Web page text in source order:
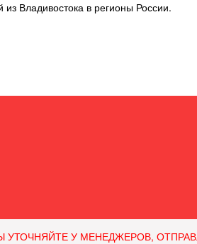
Владивостока в регионы России.
У МЕНЕДЖЕРОВ,